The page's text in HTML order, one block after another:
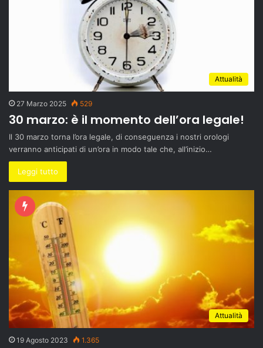
Attualità
27 Marzo 2025 529
30 marzo: è il momento dell’ora legale!
Il 30 marzo torna l’ora legale, di conseguenza i nostri orologi
verranno anticipati di un’ora in modo tale che, all’inizio…
Leggi tutto
Attualità
19 Agosto 2023 1.365